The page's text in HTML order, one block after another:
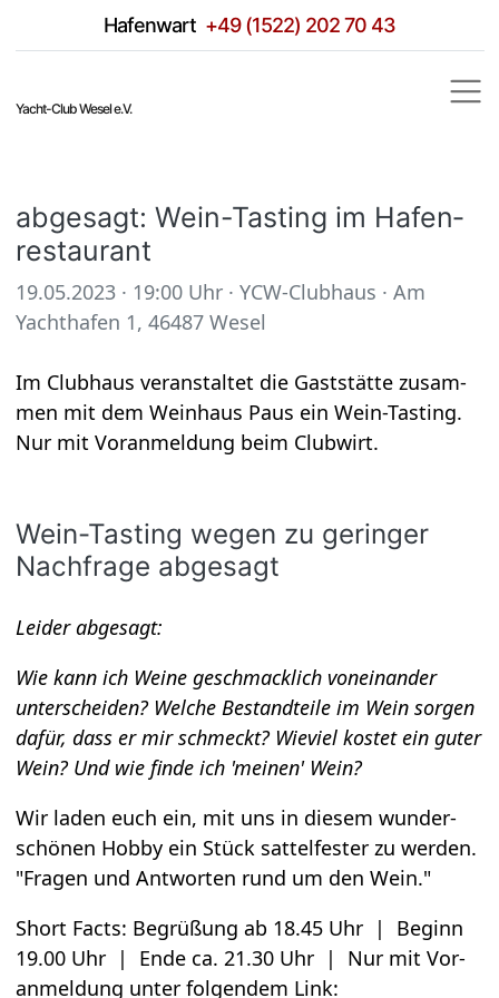
Hafen­wart +49 (1522) 202 70 43
Yacht-Club Wesel e.V.
abge­sagt: Wein-Tasting im Hafen­
re­stau­rant
19.05.2023 · 19:00 Uhr · YCW-Club­haus · Am
Yacht­ha­fen 1, 46487 Wesel
Im Club­haus ver­an­stal­tet die Gast­stätte zusam­
men mit dem Wein­haus Paus ein Wein-Tasting.
Nur mit Vor­anmel­dung beim Club­wirt.
Wein-Tasting wegen zu gerin­ger
Nach­frage abge­sagt
Lei­der abge­sagt:
Wie kann ich Weine geschmack­lich von­ein­an­der
unter­schei­den? Wel­che Bestand­teile im Wein sor­gen
dafür, dass er mir schmeckt? Wie­viel kos­tet ein guter
Wein? Und wie finde ich 'mei­nen' Wein?
Wir laden euch ein, mit uns in die­sem wun­der­
schö­nen Hobby ein Stück sat­tel­fes­ter zu wer­den.
"Fra­gen und Ant­wor­ten rund um den Wein."
Short Facts: Begrü­ßung ab 18.45 Uhr | Beginn
19.00 Uhr | Ende ca. 21.30 Uhr | Nur mit Vor­
anmel­dung unter fol­gen­dem Link: